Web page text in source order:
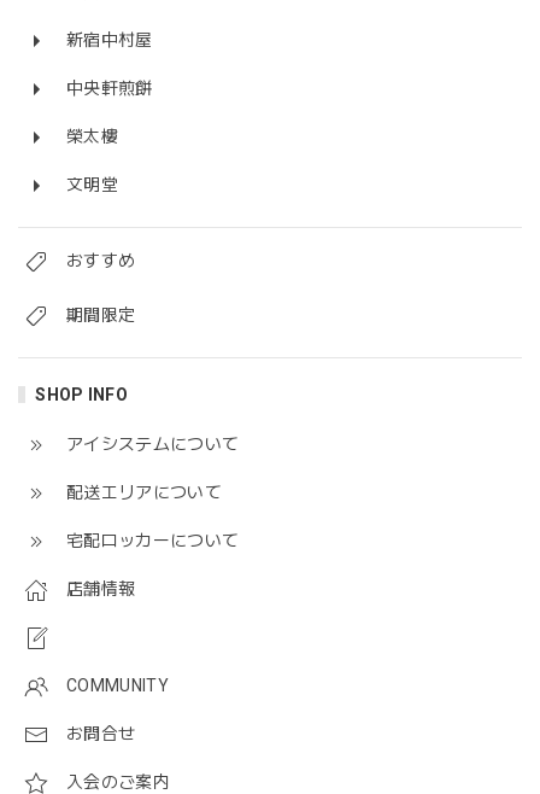
新宿中村屋
中央軒煎餅
榮太樓
文明堂
おすすめ
期間限定
SHOP INFO
アイシステムについて
配送エリアについて
宅配ロッカーについて
店舗情報
COMMUNITY
お問合せ
入会のご案内